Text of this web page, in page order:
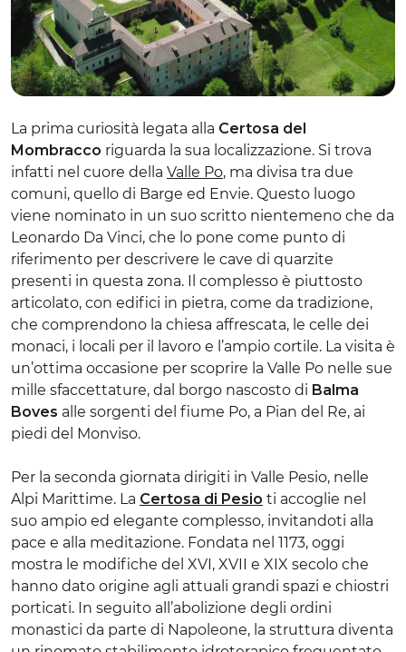
La prima curiosità legata alla Certosa del
Mombracco riguarda la sua localizzazione. Si trova
infatti nel cuore della Valle Po, ma divisa tra due
comuni, quello di Barge ed Envie. Questo luogo
viene nominato in un suo scritto nientemeno che da
Leonardo Da Vinci, che lo pone come punto di
riferimento per descrivere le cave di quarzite
presenti in questa zona. Il complesso è piuttosto
articolato, con edifici in pietra, come da tradizione,
che comprendono la chiesa affrescata, le celle dei
monaci, i locali per il lavoro e l’ampio cortile. La visita è
un’ottima occasione per scoprire la Valle Po nelle sue
mille sfaccettature, dal borgo nascosto di Balma
Boves alle sorgenti del fiume Po, a Pian del Re, ai
piedi del Monviso.
Per la seconda giornata dirigiti in Valle Pesio, nelle
Alpi Marittime. La Certosa di Pesio ti accoglie nel
suo ampio ed elegante complesso, invitandoti alla
pace e alla meditazione. Fondata nel 1173, oggi
mostra le modifiche del XVI, XVII e XIX secolo che
hanno dato origine agli attuali grandi spazi e chiostri
porticati. In seguito all’abolizione degli ordini
monastici da parte di Napoleone, la struttura diventa